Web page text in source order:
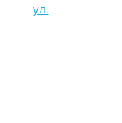
ул.